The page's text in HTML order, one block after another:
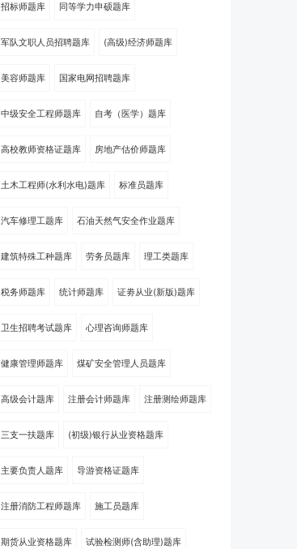
招标师题库 同等学力申硕题库
军队文职人员招聘题库 (高级)经济师题库
美容师题库 国家电网招聘题库
中级安全工程师题库 自考（医学）题库
高校教师资格证题库 房地产估价师题库
土木工程师(水利水电)题库 标准员题库
汽车修理工题库 石油天然气安全作业题库
建筑特殊工种题库 劳务员题库 理工类题库
税务师题库 统计师题库 证劵从业(新版)题库
卫生招聘考试题库 心理咨询师题库
健康管理师题库 煤矿安全管理人员题库
高级会计题库 注册会计师题库 注册测绘师题库
三支一扶题库 (初级)银行从业资格题库
主要负责人题库 导游资格证题库
注册消防工程师题库 施工员题库
期货从业资格题库 试验检测师(含助理)题库